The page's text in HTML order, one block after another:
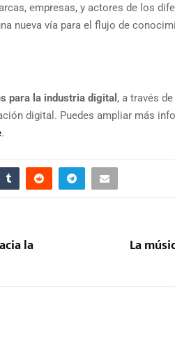
empresas, y actores de los
nueva vía para el flujo de
para la industria digital , a través de
digital. Puedes ampliar más
.
la La